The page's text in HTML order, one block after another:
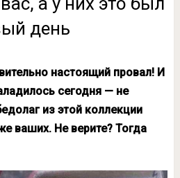
день
настоящий провал! И
сегодня — не
из этой коллекции
ваших. Не верите? Тогда